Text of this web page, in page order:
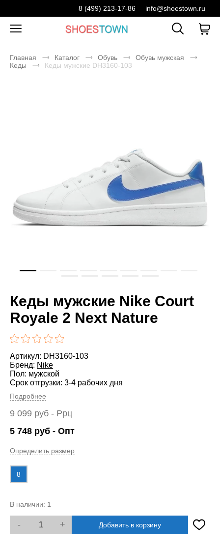
8 (499) 213-17-86 info@shoestown.ru
Главная Каталог Обувь
Обувь мужская
Кеды
Кеды мужские DH3160-103
Кеды мужские Nike Court
Royale 2 Next Nature
Артикул: DH3160-103
Бренд: Nike
Пол: мужской
Срок отгрузки: 3-4 рабочих дня
Подробнее
9 099 руб - Ррц
5 748 руб - Опт
Определить размер
8
В наличии: 1
- + Добавить в корзину